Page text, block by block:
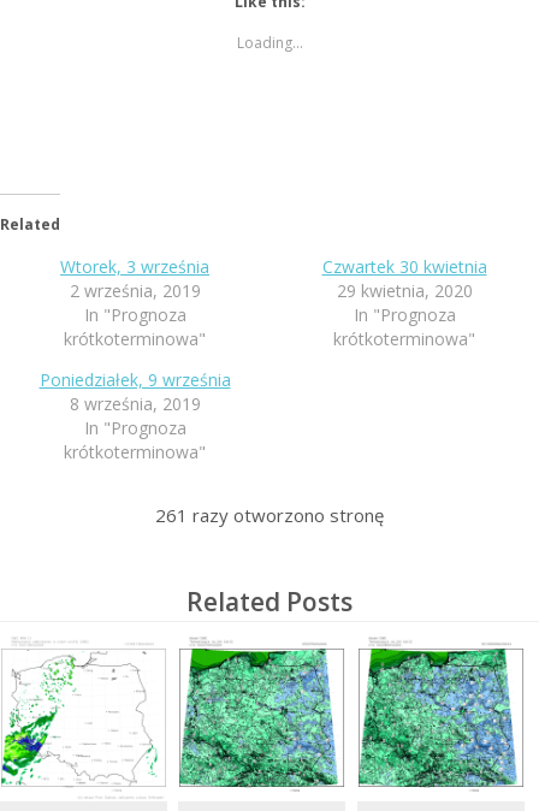
Loading...
Related
Wtorek, 3 września
2 września, 2019
In "Prognoza
krótkoterminowa"
Czwartek 30 kwietnia
29 kwietnia, 2020
In "Prognoza
krótkoterminowa"
Poniedziałek, 9 września
8 września, 2019
In "Prognoza
krótkoterminowa"
261 razy otworzono stronę
Related Posts